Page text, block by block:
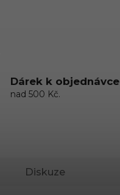
Dárek k objednávce
nad 500 Kč.
Diskuze